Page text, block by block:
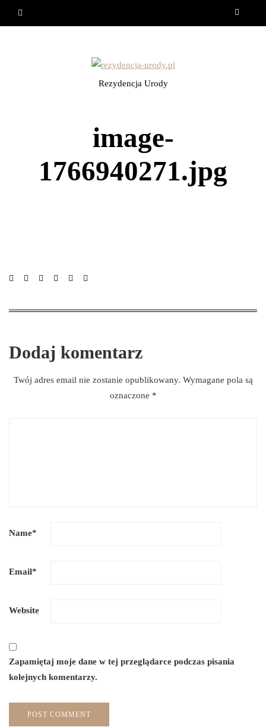
Rezydencja Urody
image-
1766940271.jpg
Dodaj komentarz
Twój adres email nie zostanie opublikowany. Wymagane pola są
oznaczone *
Name*
Email*
Website
Zapamiętaj moje dane w tej przeglądarce podczas pisania
kolejnych komentarzy.